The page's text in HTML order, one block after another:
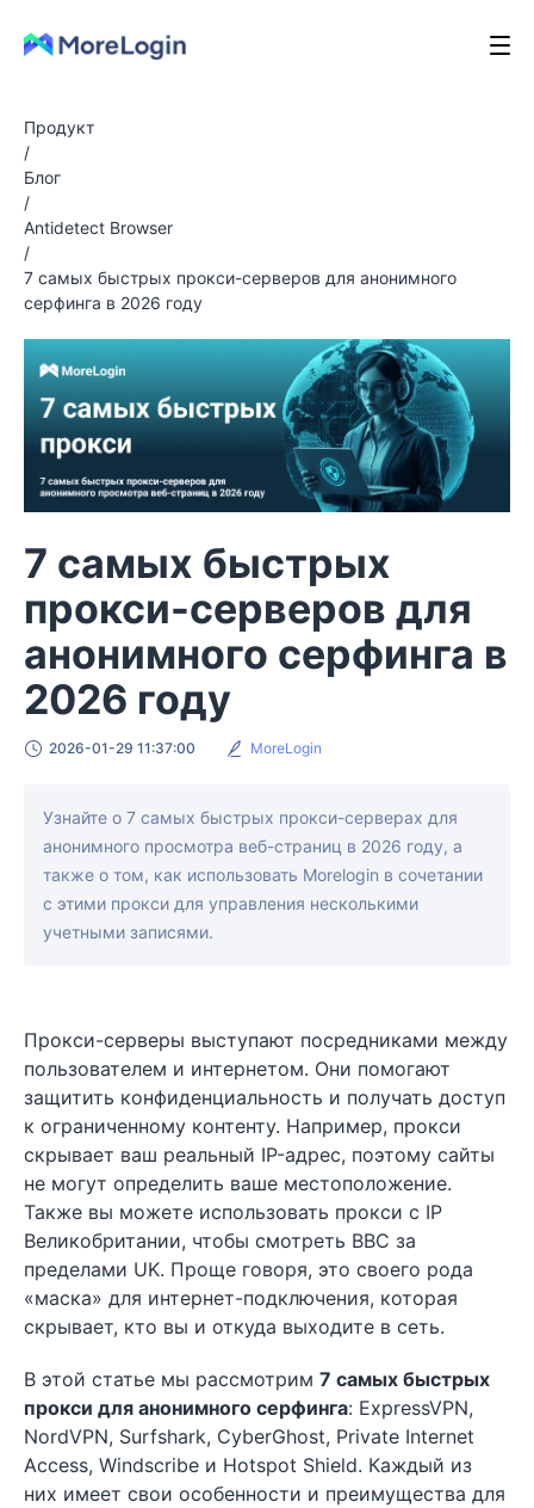
Продукт
/
Блог
/
Antidetect Browser
/
7 самых быстрых прокси-серверов для анонимного
серфинга в 2026 году
7 самых быстрых
прокси-серверов для
анонимного серфинга в
2026 году
2026-01-29 11:37:00 MoreLogin
Узнайте о 7 самых быстрых прокси-серверах для
анонимного просмотра веб-страниц в 2026 году, а
также о том, как использовать Morelogin в сочетании
с этими прокси для управления несколькими
учетными записями.
Прокси-серверы выступают посредниками между
пользователем и интернетом. Они помогают
защитить конфиденциальность и получать доступ
к ограниченному контенту. Например, прокси
скрывает ваш реальный IP-адрес, поэтому сайты
не могут определить ваше местоположение.
Также вы можете использовать прокси с IP
Великобритании, чтобы смотреть BBC за
пределами UK. Проще говоря, это своего рода
«маска» для интернет-подключения, которая
скрывает, кто вы и откуда выходите в сеть.
В этой статье мы рассмотрим 7 самых быстрых
прокси для анонимного серфинга: ExpressVPN,
NordVPN, Surfshark, CyberGhost, Private Internet
Access, Windscribe и Hotspot Shield. Каждый из
них имеет свои особенности и преимущества для